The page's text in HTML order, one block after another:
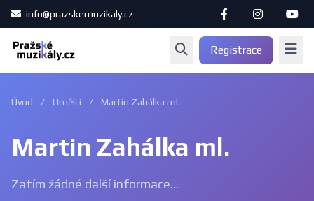
info@prazskemuzikaly.cz
Registrace
Úvod / Umělci / Martin Zahálka ml.
Martin Zahálka ml.
Zatím žádné další informace...